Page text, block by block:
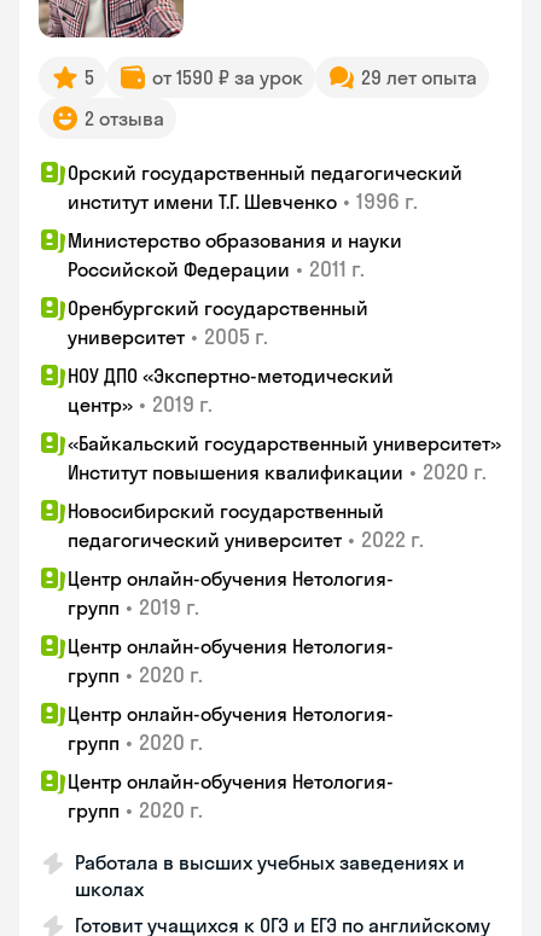
5 от 1590 ₽ за урок
29 лет опыта
2 отзыва
Орский государственный педагогический
институт имени Т.Г. Шевченко • 1996 г.
Министерство образования и науки
Российской Федерации • 2011 г.
Оренбургский государственный
университет • 2005 г.
НОУ ДПО «Экспертно-методический
центр» • 2019 г.
«Байкальский государственный университет»
Институт повышения квалификации • 2020 г.
Новосибирский государственный
педагогический университет • 2022 г.
Центр онлайн-обучения Нетология-
групп • 2019 г.
Центр онлайн-обучения Нетология-
групп • 2020 г.
Центр онлайн-обучения Нетология-
групп • 2020 г.
Центр онлайн-обучения Нетология-
групп • 2020 г.
Работала в высших учебных заведениях и
школах
Готовит учащихся к ОГЭ и ЕГЭ по английскому